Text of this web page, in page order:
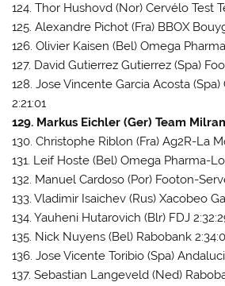
124. Thor Hushovd (Nor) Cervélo Test
125. Alexandre Pichot (Fra) BBOX
126. Olivier Kaisen (Bel) Omega
127. David Gutierrez Gutierrez (Spa)
128. Jose Vincente Garcia Acosta (Spa)
2:21:01
129. Markus Eichler (Ger) Team
130. Christophe Riblon (Fra) Ag2R-La
131. Leif Hoste (Bel) Omega Pharma-
132. Manuel Cardoso (Por) Footon-
133. Vladimir Isaichev (Rus) Xacobeo
134. Yauheni Hutarovich (Blr) FDJ
135. Nick Nuyens (Bel) Rabobank
136. Jose Vicente Toribio (Spa)
137. Sebastian Langeveld (Ned)